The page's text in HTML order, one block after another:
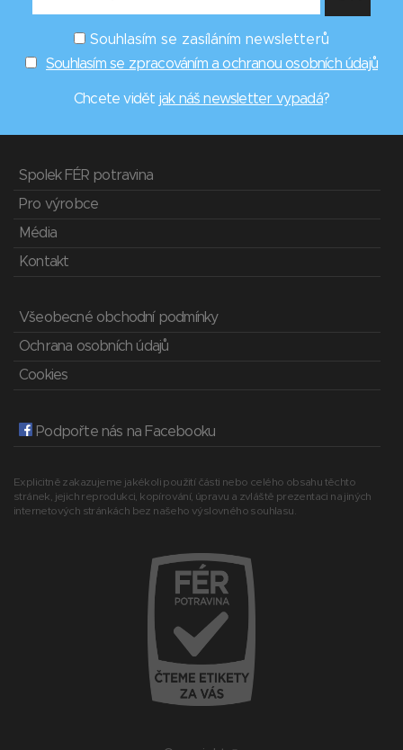
Souhlasím se zasíláním newsletterů
Souhlasím se zpracováním a ochranou osobních údajů
Chcete vidět jak náš newsletter vypadá?
Spolek FÉR potravina
Pro výrobce
Média
Kontakt
Všeobecné obchodní podmínky
Ochrana osobních údajů
Cookies
Podpořte nás na Facebooku
Explicitně zakazujeme jakékoli použití části nebo celého obsahu těchto
stránek, jejich reprodukci, kopírování, úpravu a zvláště prezentaci na jiných
internetových stránkách bez našeho výslovného souhlasu.